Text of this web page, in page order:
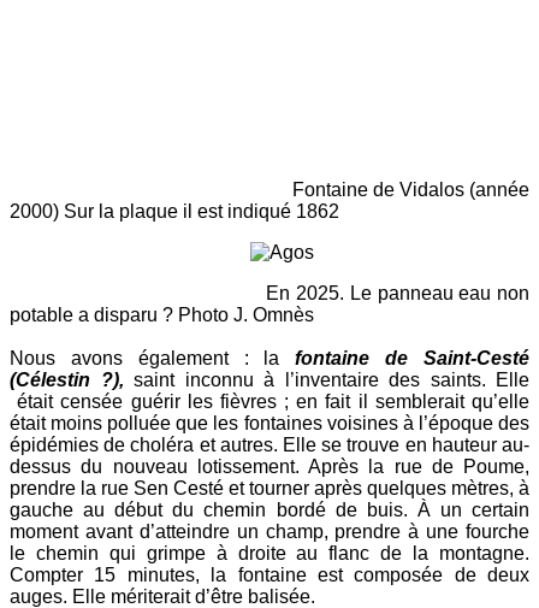
Fontaine de Vidalos (année
2000) Sur la plaque il est indiqué 1862
En 2025. Le panneau eau non
potable a disparu ? Photo J. Omnès
Nous avons également : lafontaine de Saint-Cesté
(Célestin ?), saint inconnu à l’inventaire des saints. Elle
était censée guérir les fièvres ; en fait il semblerait qu’elle
était moins polluée que les fontaines voisines à l’époque des
épidémies de choléra et autres. Elle se trouve en hauteur au-
dessus du nouveau lotissement. Après la rue de Poume,
prendre la rue Sen Cesté et tourner après quelques mètres, à
gauche au début du chemin bordé de buis. À un certain
moment avant d’atteindre un champ, prendre à une fourche
le chemin qui grimpe à droite au flanc de la montagne.
Compter 15 minutes, la fontaine est composée de deux
auges. Elle mériterait d’être balisée.